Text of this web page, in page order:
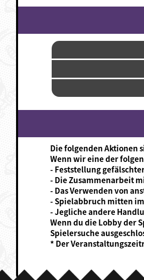
Die folgenden Aktionen
Wenn wir eine der
- Feststellung
- Die Zusammenarbeit
- Das Verwenden von
- Spielabbruch mitten
- Jegliche andere
Wenn du die Lobby der
Spielersuche
* Der